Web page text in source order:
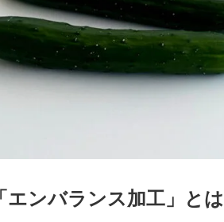
エンバランス加工」とは